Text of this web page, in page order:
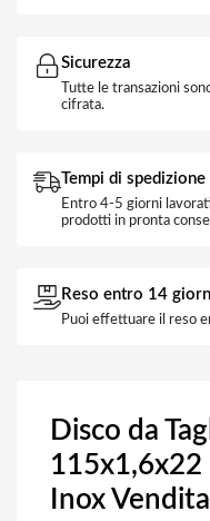
Sicurezza
Tutte le transazioni
cifrata.
Tempi di spedizione
Entro 4-5 giorni
prodotti in pronta
Reso entro 14
Puoi effettuare il reso
Disco da
115x1,6x22
Inox